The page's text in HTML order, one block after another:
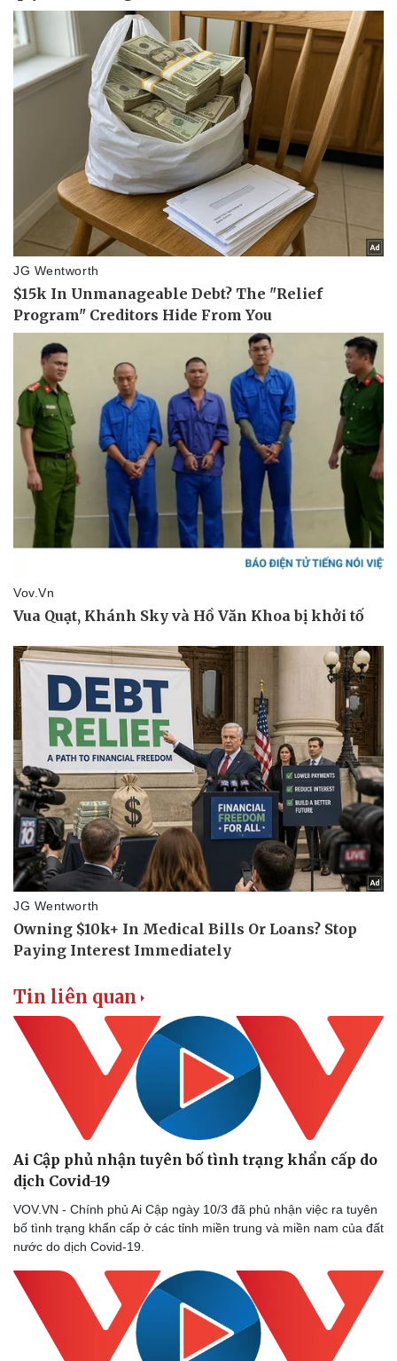
Pháp luật
Vụ án
Tin nóng
Tư vấn luật
Quân sự - Quốc phòng
Vũ khí
Việt Nam
Phân tích
Tin liên quan
Ai Cập phủ nhận tuyên bố tình trạng khẩn cấp do
dịch Covid-19
VOV.VN - Chính phủ Ai Cập ngày 10/3 đã phủ nhận việc ra tuyên
bố tình trạng khẩn cấp ở các tỉnh miền trung và miền nam của đất
nước do dịch Covid-19.